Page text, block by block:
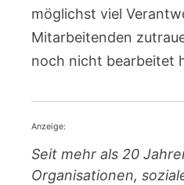
möglichst viel
Mitarbeitenden
noch nicht bearbeitet
Anzeige:
Seit mehr als 20
Organisationen,